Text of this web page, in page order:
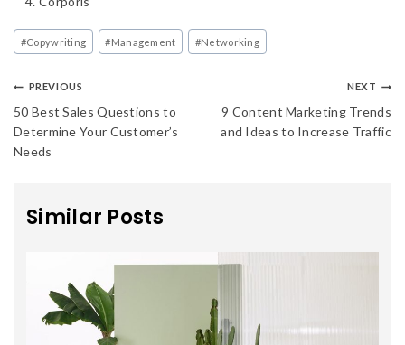
#Copywriting #Management #Networking
PREVIOUS
50 Best Sales Questions to
Determine Your Customer’s
Needs
NEXT
9 Content Marketing Trends
and Ideas to Increase Traffic
Similar Posts